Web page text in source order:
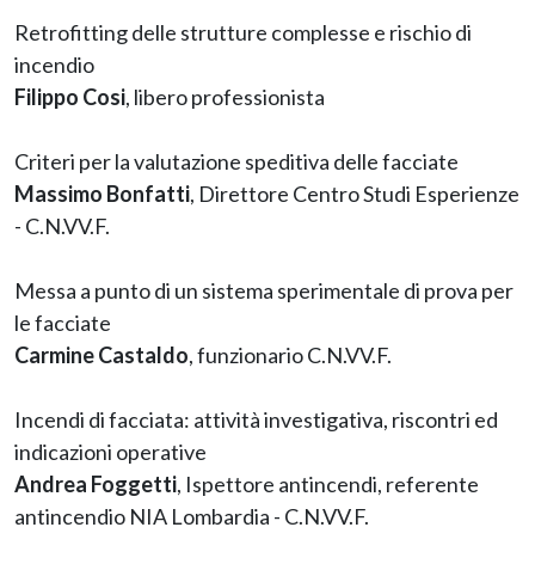
Retrofitting delle strutture complesse e rischio di
incendio
Filippo Cosi, libero professionista
Criteri per la valutazione speditiva delle facciate
Massimo Bonfatti, Direttore Centro Studi Esperienze
- C.N.VV.F.
Messa a punto di un sistema sperimentale di prova per
le facciate
Carmine Castaldo, funzionario C.N.VV.F.
Incendi di facciata: attività investigativa, riscontri ed
indicazioni operative
Andrea Foggetti, Ispettore antincendi, referente
antincendio NIA Lombardia - C.N.VV.F.